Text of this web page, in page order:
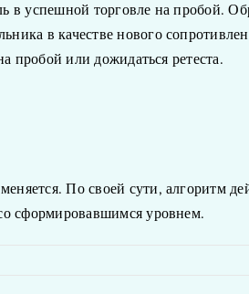
успешной торговле на пробой.
в качестве нового
пробой или дожидаться ретеста.
По своей сути, алгоритм
сформировавшимся уровнем.